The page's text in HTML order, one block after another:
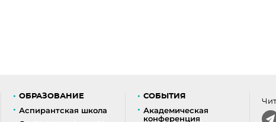
ОБРАЗОВАНИЕ
Аспирантская школа
СОБЫТИЯ
Академическая
конференция